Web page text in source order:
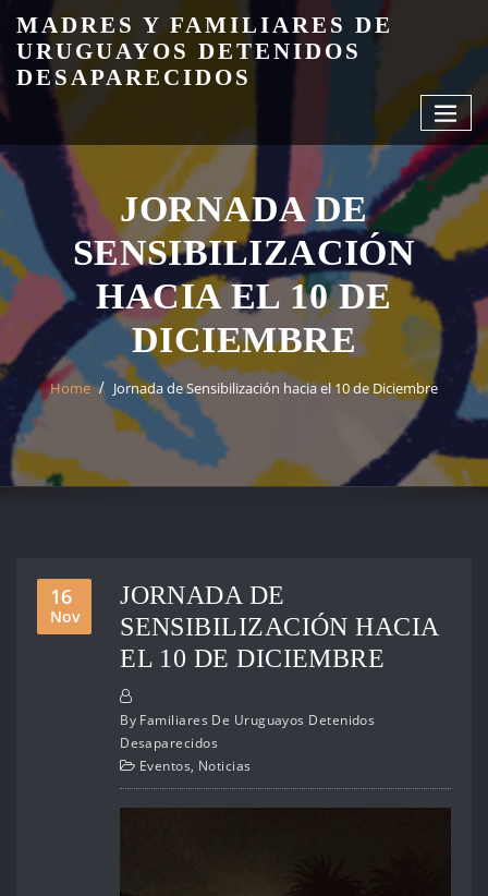
content
MADRES Y FAMILIARES DE
URUGUAYOS DETENIDOS
DESAPARECIDOS
JORNADA DE
SENSIBILIZACIÓN
HACIA EL 10 DE
DICIEMBRE
Home Jornada de Sensibilización hacia el 10 de Diciembre
16
Nov
JORNADA DE
SENSIBILIZACIÓN HACIA
EL 10 DE DICIEMBRE
By Familiares De Uruguayos Detenidos
Desaparecidos
Eventos, Noticias